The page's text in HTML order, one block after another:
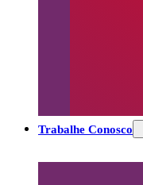
Trabalhe Conosco